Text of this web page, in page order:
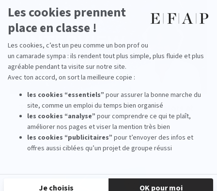
The Next Generation of Event Innovators at
EFAP
read more